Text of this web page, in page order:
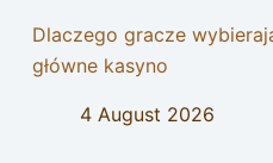
Dlaczego gracze
główne kasyno
4 August 2026